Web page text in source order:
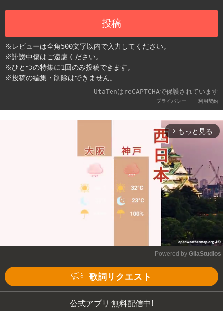
投稿
※レビューは全角500文字以内で入力してください。
※誹謗中傷はご遠慮ください。
※ひとつの特集に1回のみ投稿できます。
※投稿の編集・削除はできません。
UtaTenはreCAPTCHAで保護されています
プライバシー - 利用契約
arrow_forward_ios もっと見る
Powered by GliaStudios
歌詞リクエスト
公式アプリ 無料配信中!